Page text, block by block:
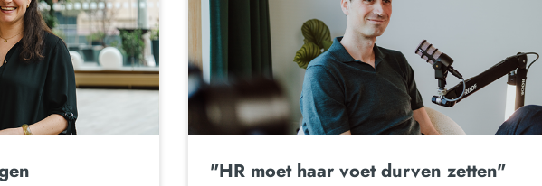
"HR moet haar voet durven zetten"